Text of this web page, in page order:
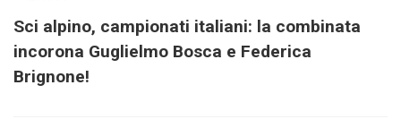
Sci alpino, campionati italiani: la combinata
incorona Guglielmo Bosca e Federica
Brignone!